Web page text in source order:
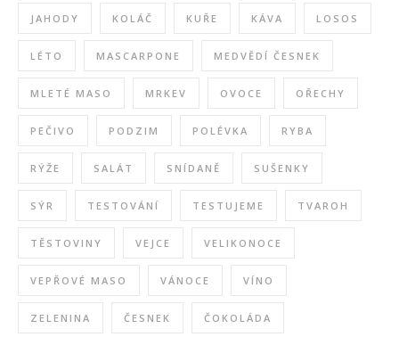
JAHODY KOLÁČ KUŘE KÁVA LOSOS
LÉTO MASCARPONE MEDVĚDÍ ČESNEK
MLETÉ MASO MRKEV OVOCE OŘECHY
PEČIVO PODZIM POLÉVKA RYBA
RÝŽE SALÁT SNÍDANĚ SUŠENKY
SÝR TESTOVÁNÍ TESTUJEME TVAROH
TĚSTOVINY VEJCE VELIKONOCE
VEPŘOVÉ MASO VÁNOCE VÍNO
ZELENINA ČESNEK ČOKOLÁDA